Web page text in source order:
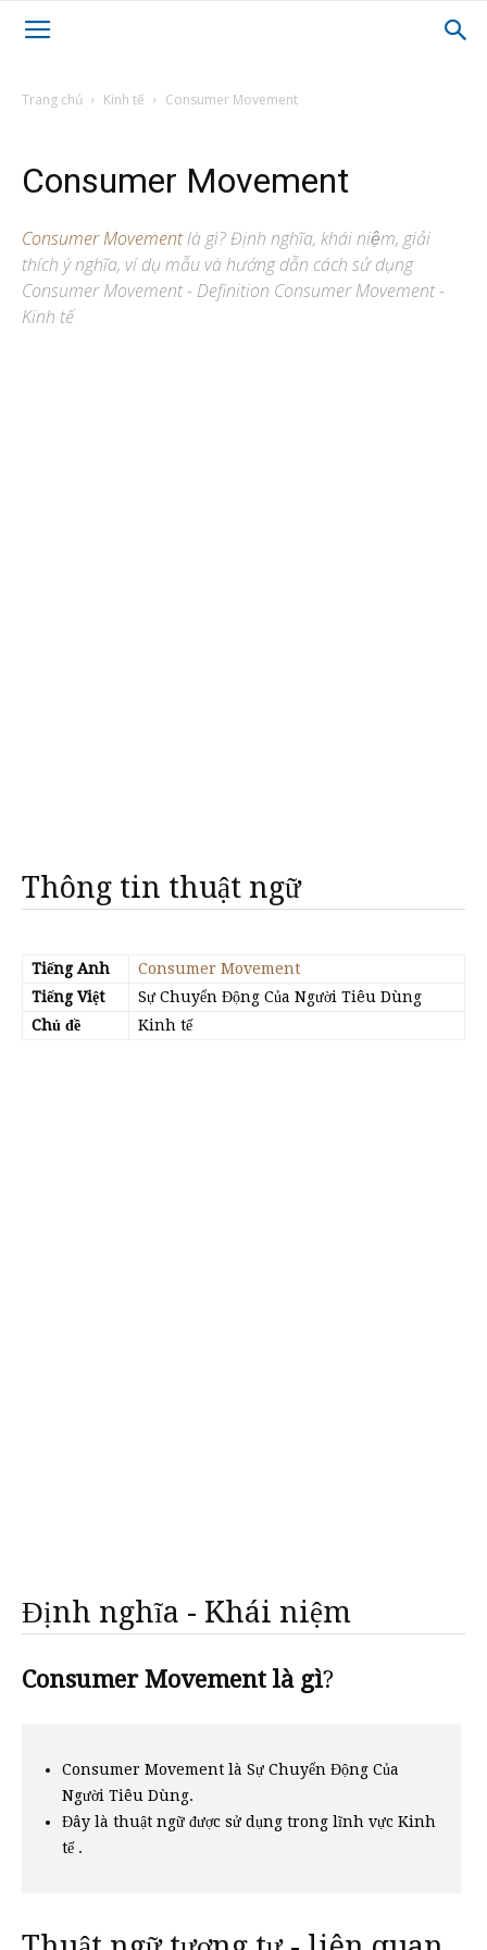
Trang chủ Kinh tế Consumer Movement
Consumer Movement
Consumer Movementlà gì? Định nghĩa, khái niệm, giải
thích ý nghĩa, ví dụ mẫu và hướng dẫn cách sử dụng
Consumer Movement - Definition Consumer Movement -
Kinh tế
Thông tin thuật ngữ
Tiếng Anh
Consumer Movement
Tiếng Việt
Sự Chuyển Động Của Người Tiêu Dùng
Chủ đề
Kinh tế
Định nghĩa - Khái niệm
Consumer Movement là gì?
Consumer Movement là Sự Chuyển Động Của
Người Tiêu Dùng.
Đây là thuật ngữ được sử dụng trong lĩnh vực Kinh
tế .